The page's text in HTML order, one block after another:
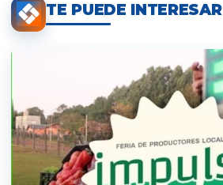
TE PUEDE INTERESAR